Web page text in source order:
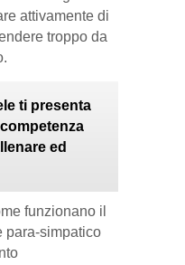
attivamente di
troppo da
ti presenta
ed
funzionano il
para-simpatico